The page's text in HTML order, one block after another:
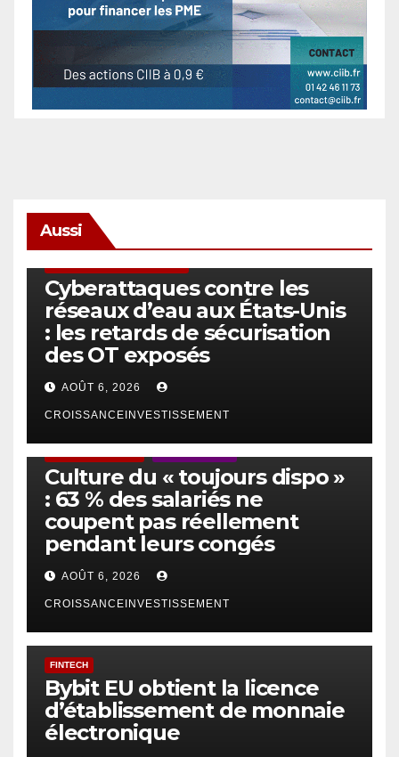
Aussi
Cyberattaques contre les
réseaux d’eau aux États-Unis
: les retards de sécurisation
des OT exposés
AOÛT 6, 2026
CROISSANCEINVESTISSEMENT
Culture du « toujours dispo »
: 63 % des salariés ne
coupent pas réellement
pendant leurs congés
AOÛT 6, 2026
CROISSANCEINVESTISSEMENT
FINTECH
Bybit EU obtient la licence
d’établissement de monnaie
électronique